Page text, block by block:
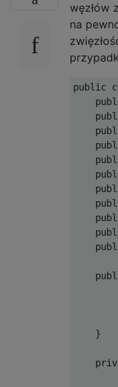
węzłów
na
public
    }